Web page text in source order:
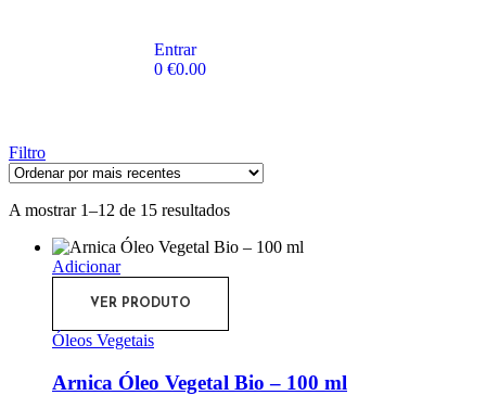
Entrar
0 €0.00
Filtro
A mostrar 1–12 de 15 resultados
Adicionar
VER PRODUTO
Óleos Vegetais
Arnica Óleo Vegetal Bio – 100 ml